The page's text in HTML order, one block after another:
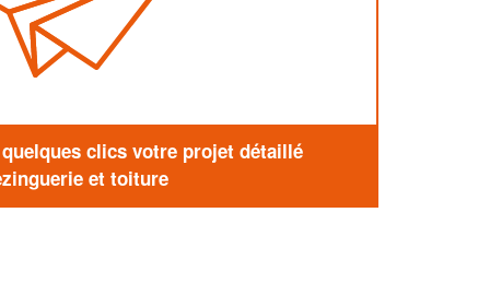
clics votre projet détaillé
et toiture